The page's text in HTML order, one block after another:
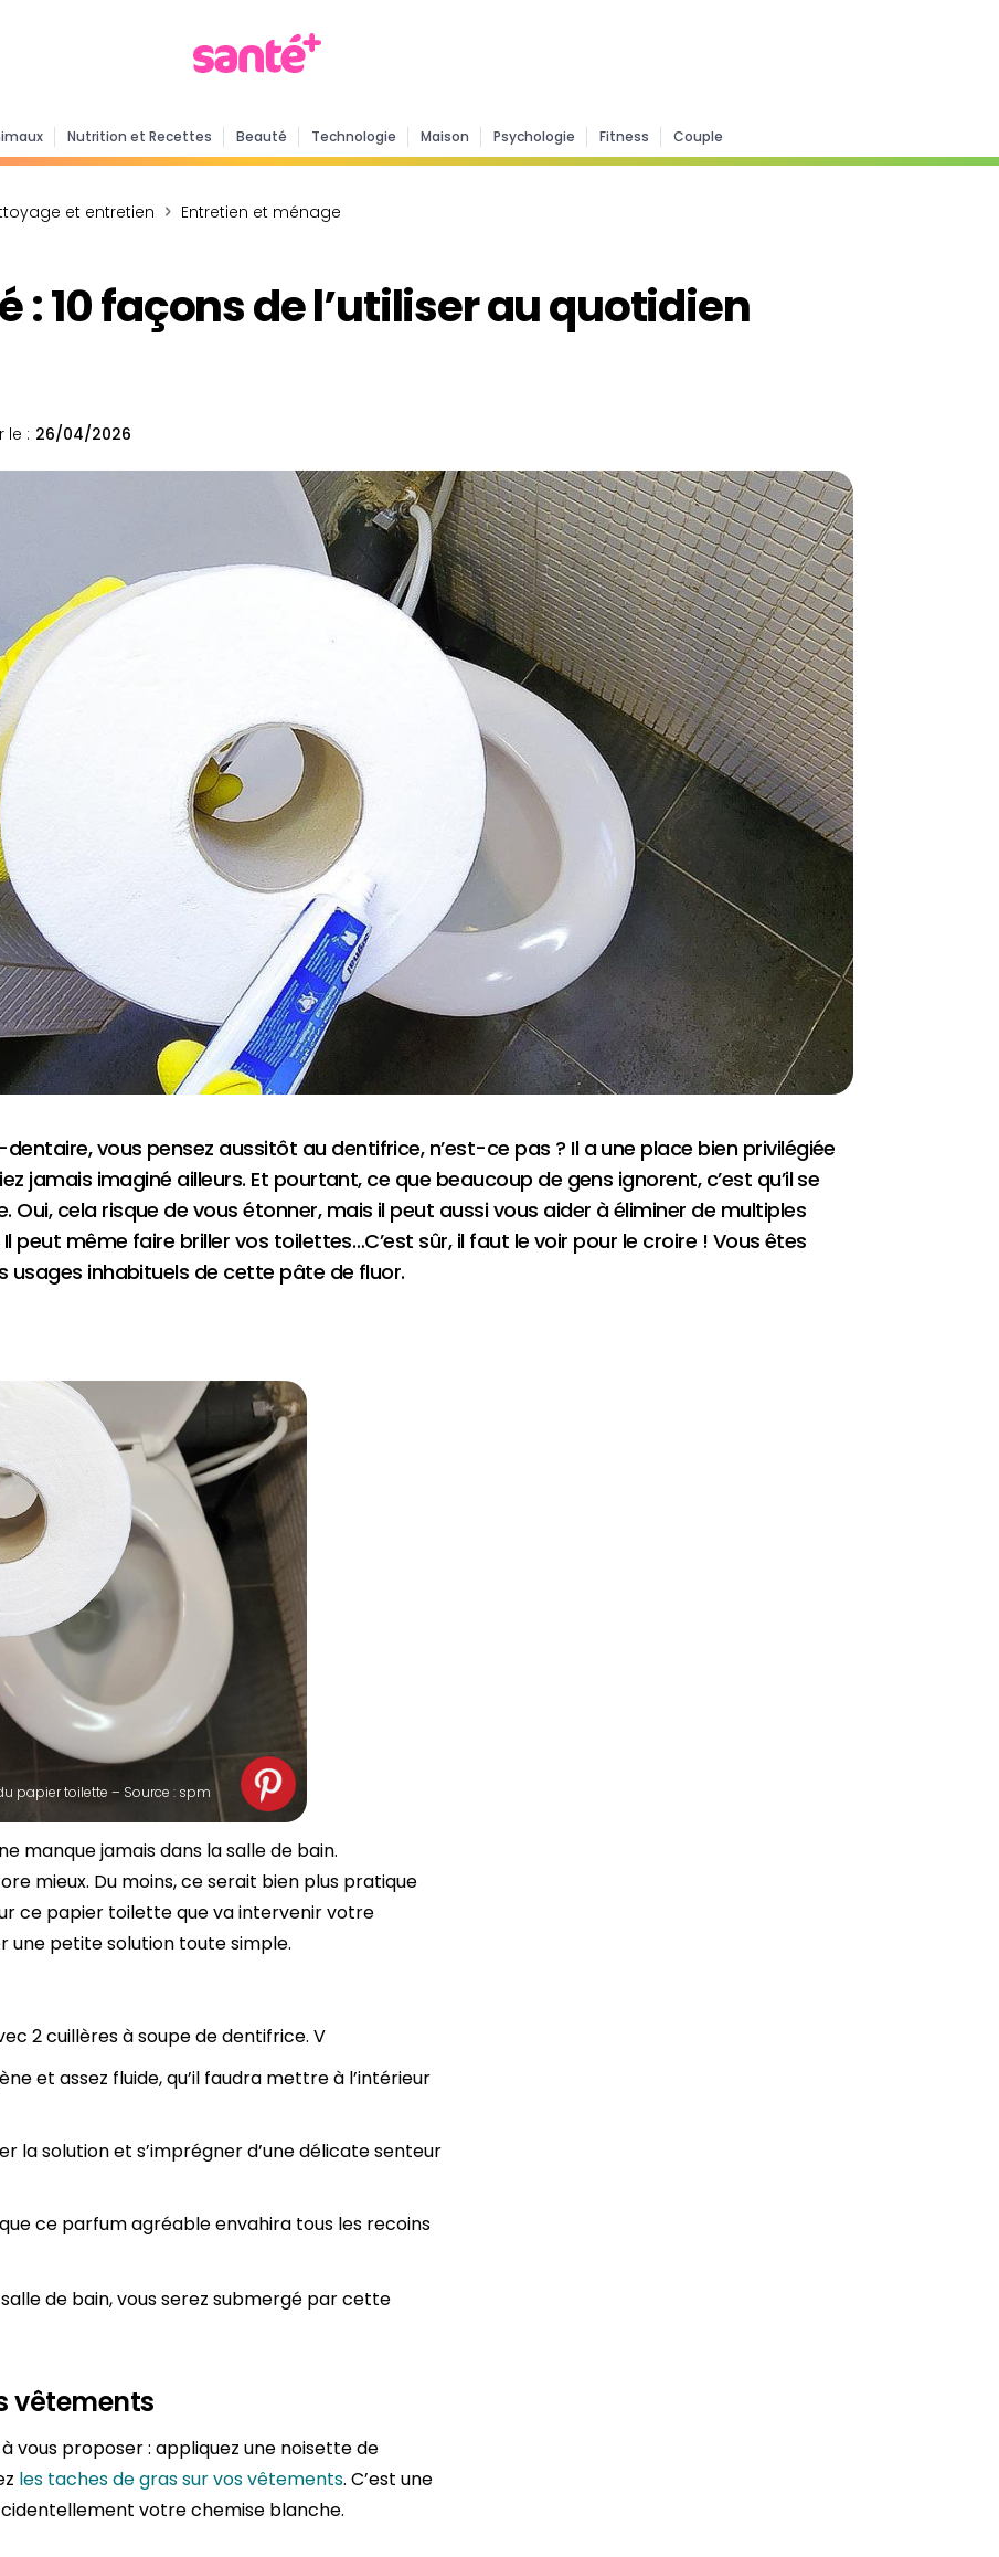
Nutrition et Recettes Beauté Technologie Maison Psychologie Fitness Couple
et entretien Entretien et ménage
: 10 façons de l’utiliser au quotidien
le : 26/04/2026
vous pensez aussitôt au dentifrice, n’est-ce pas ? Il a une place bien privilégiée
jamais imaginé ailleurs. Et pourtant, ce que beaucoup de gens ignorent, c’est qu’il se
Oui, cela risque de vous étonner, mais il peut aussi vous aider à éliminer de multiples
peut même faire briller vos toilettes…C’est sûr, il faut le voir pour le croire ! Vous êtes
usages inhabituels de cette pâte de fluor.
papier toilette – Source : spm
manque jamais dans la salle de bain.
mieux. Du moins, ce serait bien plus pratique
ce papier toilette que va intervenir votre
une petite solution toute simple.
2 cuillères à soupe de dentifrice. V
et assez fluide, qu’il faudra mettre à l’intérieur
la solution et s’imprégner d’une délicate senteur
ce parfum agréable envahira tous les recoins
de bain, vous serez submergé par cette
vêtements
vous proposer : appliquez une noisette de
les taches de gras sur vos vêtements. C’est une
votre chemise blanche.